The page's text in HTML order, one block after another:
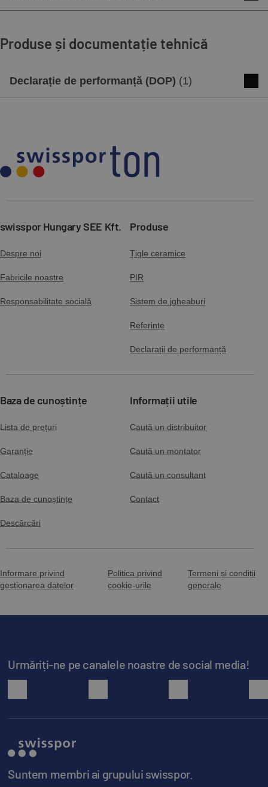
roof tiles
Produse și documentație tehnică
Declarație de performanță (DOP) (1)
swisspor Hungary SEE Kft.
Despre noi
Fabricile noastre
Responsabilitate socială
Produse
Țigle ceramice
PIR
Sistem de jgheaburi
Referințe
Declarații de performanță
Baza de cunoștințe
Lista de prețuri
Garanție
Cataloage
Baza de cunoștințe
Descărcări
Informații utile
Caută un distribuitor
Caută un montator
Caută un consultanț
Contact
Informare privind
gestionarea datelor
Politica privind
cookie-urile
Termeni și condiții
generale
Urmăriți-ne pe canalele noastre de social media!
facebook youtube instagram
Suntem membri ai grupului swisspor.